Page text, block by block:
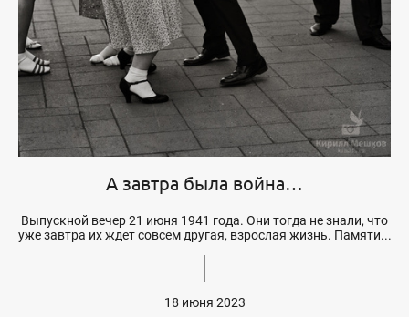
А завтра была война…
Выпускной вечер 21 июня 1941 года. Они тогда не знали, что
уже завтра их ждет совсем другая, взрослая жизнь. Памяти...
18 июня 2023